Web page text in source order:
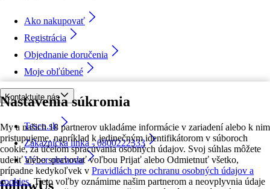
Nastavenia súkromia
My a našich 18 partnerov ukladáme informácie v zariadení alebo k nim
pristupujeme, napríklad k jedinečným identifikátorom v súboroch
cookie, za účelom spracúvania osobných údajov. Svoj súhlas môžete
udeliť alebo spravovať voľbou Prijať alebo Odmietnuť všetko,
prípadne kedykoľvek v Pravidlách pre ochranu osobných údajov a
cookies. Tieto voľby oznámime našim partnerom a neovplyvnia údaje
Ako nakupovať
Registrácia
Objednanie doručenia
Moje obľúbené
Kontaktujte nás
Tesco.sk
Zákaznícka linka - 0800222333
Výber obchodu
followUs